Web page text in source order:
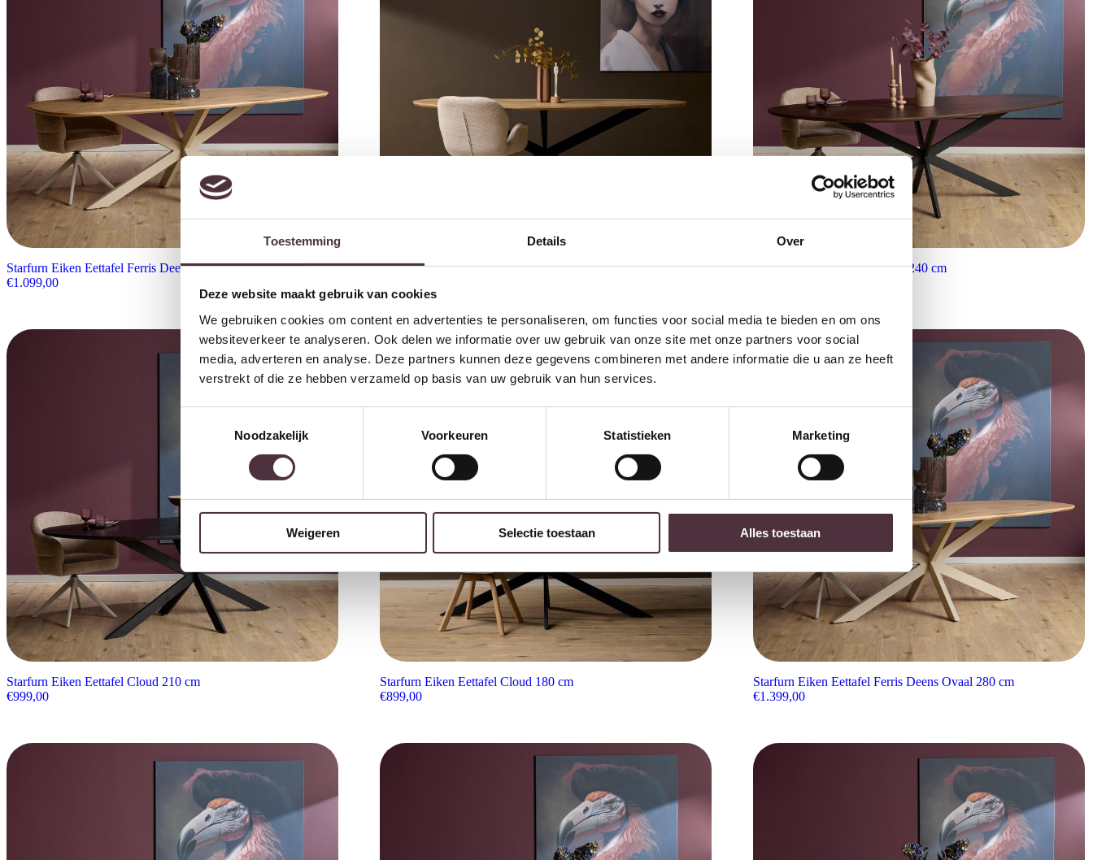
Toestemming Details Over
Deze website maakt gebruik van cookies
We gebruiken cookies om content en advertenties te personaliseren, om functies voor social media te bieden en om ons
websiteverkeer te analyseren. Ook delen we informatie over uw gebruik van onze site met onze partners voor social
media, adverteren en analyse. Deze partners kunnen deze gegevens combineren met andere informatie die u aan ze heeft
verstrekt of die ze hebben verzameld op basis van uw gebruik van hun services.
Noodzakelijk
Voorkeuren Statistieken Marketing
Weigeren Selectie toestaan Alles toestaan
Starfurn Eiken Eettafel Ferris Deens Ovaal 240 cm
€1.099,00
Starfurn Eiken Eettafel Cloud 280 cm
Starfurn Eiken Eettafel Cloud 240 cm
Starfurn Eiken Eettafel Cloud 210 cm
€999,00
Starfurn Eiken Eettafel Cloud 180 cm
€899,00
Starfurn Eiken Eettafel Ferris Deens Ovaal 280 cm
€1.399,00